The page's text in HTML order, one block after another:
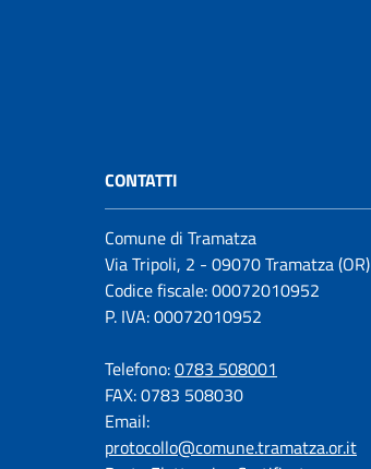
CONTATTI
Comune di Tramatza
Via Tripoli, 2 - 09070 Tramatza (OR)
Codice fiscale: 00072010952
P. IVA: 00072010952
Telefono:0783 508001
FAX: 0783 508030
Email:
protocollo@comune.tramatza.or.it